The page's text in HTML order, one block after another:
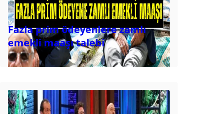
Fazla prim ödeyenlere zamlı
emekli maaşı talebi